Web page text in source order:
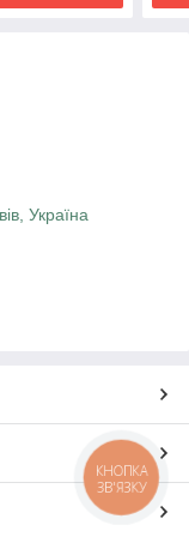
Україна
КНОПКА
ЗВ'ЯЗКУ